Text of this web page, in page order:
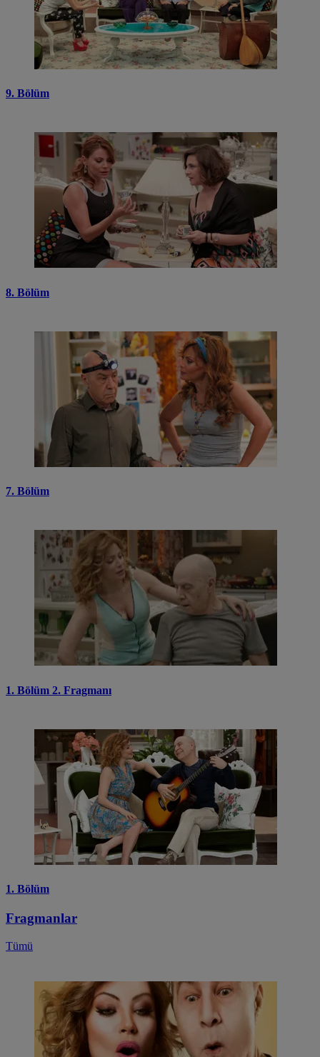
9. Bölüm
8. Bölüm
7. Bölüm
1. Bölüm 2. Fragmanı
1. Bölüm
Fragmanlar
Tümü